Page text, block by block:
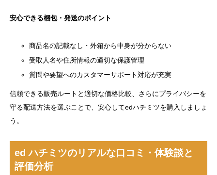
安心できる梱包・発送のポイント
商品名の記載なし・外箱から中身が分からない
受取人名や住所情報の適切な保護管理
質問や要望へのカスタマーサポート対応が充実
信頼できる販売ルートと適切な価格比較、さらにプライバシーを
守る配送方法を選ぶことで、安心してedハチミツを購入しましょ
う。
ed ハチミツのリアルな口コミ・体験談と
評価分析